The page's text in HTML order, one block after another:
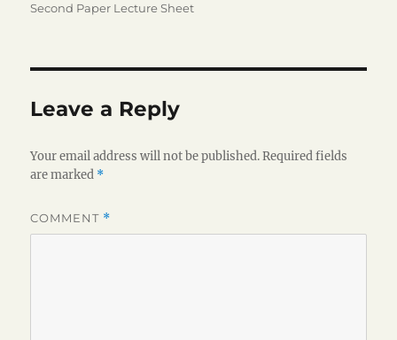
Second Paper Lecture Sheet
Leave a Reply
Your email address will not be published. Required fields
are marked *
COMMENT *